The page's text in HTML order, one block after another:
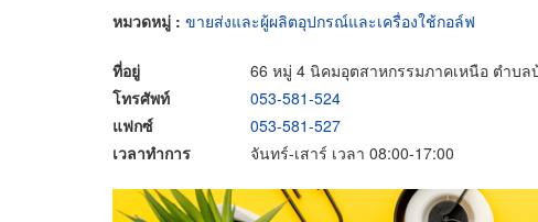
หมวดหมู่ : ขายส่งและผู้ผลิตอุปกรณ์และเครื่องใช้กอล์ฟ
ที่อยู่
66 หมู่ 4 นิคมอุตสาหกรรมภาคเหนือ ตำบล
โทรศัพท์
053-581-524
แฟกซ์
053-581-527
เวลาทำการ
จันทร์-เสาร์ เวลา 08:00-17:00